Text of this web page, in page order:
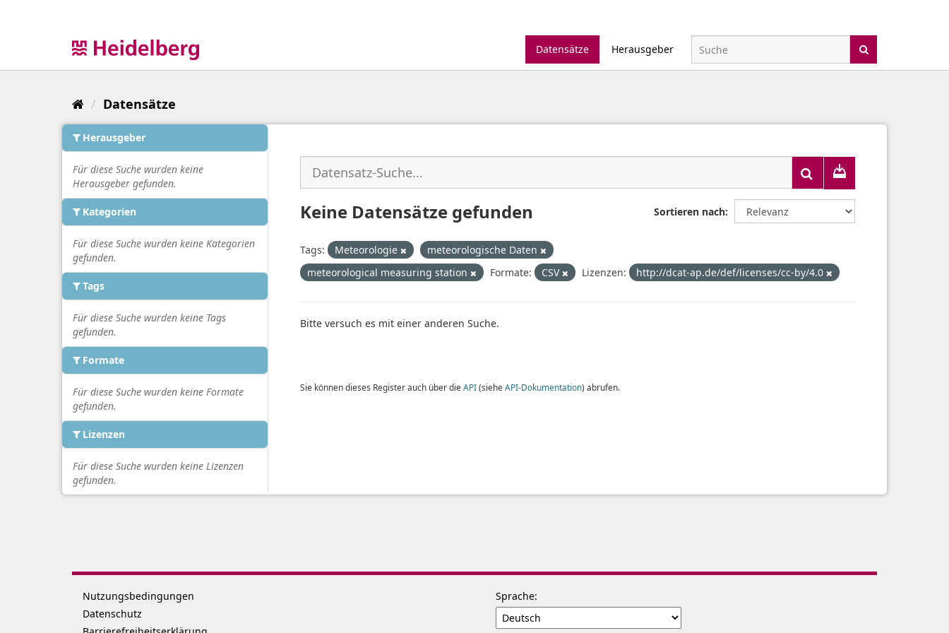
Datensätze
Herausgeber
Datensätze
Herausgeber
Für diese Suche wurden keine
Herausgeber gefunden.
Kategorien
Für diese Suche wurden keine Kategorien
gefunden.
Tags
Für diese Suche wurden keine Tags
gefunden.
Formate
Für diese Suche wurden keine Formate
gefunden.
Lizenzen
Für diese Suche wurden keine Lizenzen
gefunden.
Sortieren nach
Keine Datensätze gefunden
Tags: Meteorologie
meteorologische Daten
meteorological measuring station
Formate: CSV Lizenzen: http://dcat-ap.de/def/licenses/cc-by/4.0
Bitte versuch es mit einer anderen Suche.
Sie können dieses Register auch über die API(siehe API-Dokumentation) abrufen.
Nutzungsbedingungen
Datenschutz
Sprache